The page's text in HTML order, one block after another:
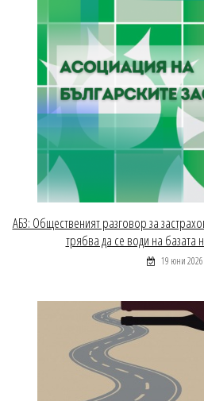
АБЗ: Общественият разговор за
трябва да се води на базата
19 юни 2026